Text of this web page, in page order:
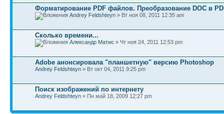
Форматирование PDF файлов. Преобразование DOC в
Andrey Feldshteyn » Вт ноя 08, 2011 12:35 am
Cколько времени...
Александр Матис » Чт ноя 24, 2011 12:53 pm
Adobe анонсировала "планшетную" версию Photoshop
Andrey Feldshteyn » Вт окт 04, 2011 9:25 pm
Поиск изображений по интернету
Andrey Feldshteyn » Пн май 18, 2009 12:27 pm